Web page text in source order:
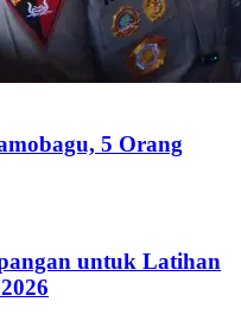
5 Orang
untuk Latihan